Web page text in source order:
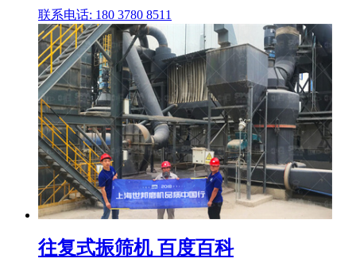
联系电话: 180 3780 8511
往复式振筛机 百度百科